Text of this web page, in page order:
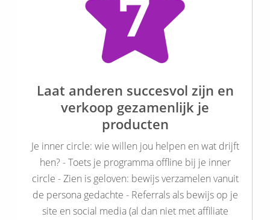
Laat anderen succesvol zijn en
verkoop gezamenlijk je
producten
Je inner circle: wie willen jou helpen en wat drijft
hen? - Toets je programma offline bij je inner
circle - Zien is geloven: bewijs verzamelen vanuit
de persona gedachte - Referrals als bewijs op je
site en social media (al dan niet met affiliate